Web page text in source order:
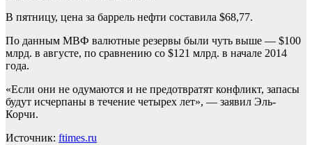
В пятницу, цена за баррель нефти составила $68,77.
По данным МВФ валютные резервы были чуть выше — $100
млрд. в августе, по сравнению со $121 млрд. в начале 2014
года.
«Если они не одумаются и не предотвратят конфликт, запасы
будут исчерпаны в течение четырех лет», — заявил Эль-
Корчи.
Источник: ftimes.ru